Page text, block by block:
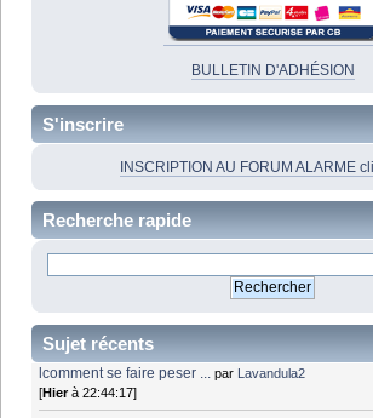
BULLETIN D'ADHÉSION
S'inscrire
INSCRIPTION AU FORUM ALARME
Recherche rapide
Sujet récents
lcomment se faire peser ... par Lavandula2
[Hierà 22:44:17]